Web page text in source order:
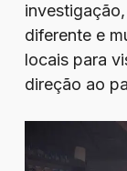
diferente e
locais para
direção ao